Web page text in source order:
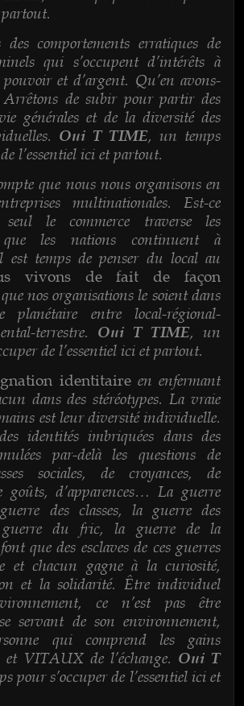
partout.
des comportements erratiques de
qui s’occupent d’intérêts à
et d’argent. Qu’en avons-
de subir pour partir des
générales et de la diversité des
Oui T TIME, un temps
l’essentiel ici et partout.
que nous nous organisons en
multinationales. Est-ce
seul le commerce traverse les
les nations continuent à
est temps de penser du local au
vivons de fait de façon
nos organisations le soient dans
planétaire entre local-régional-
terrestre. Oui T TIME, un
de l’essentiel ici et partout.
identitaire en enfermant
dans des stéréotypes. La vraie
est leur diversité individuelle.
identités imbriquées dans des
par-delà les questions de
sociales, de croyances, de
goûts, d’apparences… La guerre
des classes, la guerre des
guerre du fric, la guerre de la
que des esclaves de ces guerres
et chacun gagne à la curiosité,
et la solidarité. Être individuel
ce n’est pas être
servant de son environnement,
qui comprend les gains
VITAUX de l’échange. Oui T
pour s’occuper de l’essentiel ici et